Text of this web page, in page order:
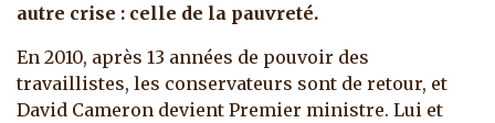
autre crise : celle de la pauvreté.
En 2010, après 13 années de pouvoir des
travaillistes, les conservateurs sont de retour, et
David Cameron devient Premier ministre. Lui et